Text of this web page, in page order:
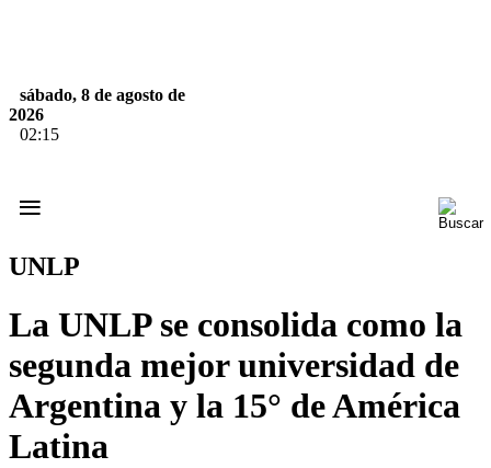
sábado, 8 de agosto de
2026
02:15
≡
UNLP
La UNLP se consolida como la
segunda mejor universidad de
Argentina y la 15° de América
Latina